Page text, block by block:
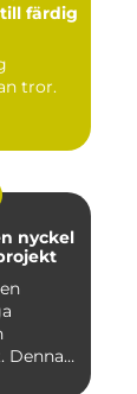
färdig
tror.
nyckel
Denna